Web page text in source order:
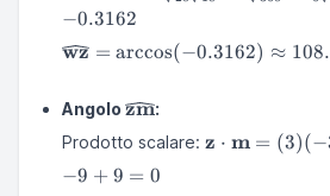
(-4)(3) = 6 -
= \frac{-6}
{\sqrt{20}\sqrt{18}} =
\frac{-6}{\sqrt{360}} =
\frac{1}{\sqrt{10}} \approx
-0.3162
−0.3162
\widehat{\mathbf{wz}}
= \arccos(-0.3162)
wz = arccos(−0.3162) ≈
Angolo zm:
Prodotto scalare: \mathbf{z}
z ⋅ m = (3)(−
−9 + 9 = 0